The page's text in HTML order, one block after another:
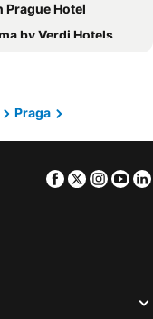
Prague Hotel
by Verdi Hotels
Old Town
Hotel Prague City East
Praga
Facebook
Twitter